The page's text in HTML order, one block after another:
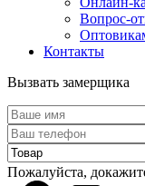
Вопрос-
Контакты
Вызвать замерщика
Пожалуйста,